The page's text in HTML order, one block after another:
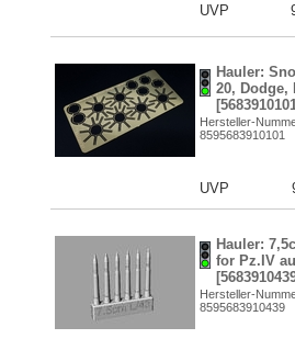
UVP
Hauler:
20, Dodge,
Hersteller-
8595683910101
UVP
Hauler:
for Pz.IV
Hersteller-
8595683910439